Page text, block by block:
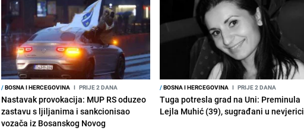
/BOSNA I HERCEGOVINA I PRIJE 2 DANA
Nastavak provokacija: MUP RS oduzeo
zastavu s ljiljanima i sankcionisao
vozača iz Bosanskog Novog
/BOSNA I HERCEGOVINA I PRIJE 2 DANA
Tuga potresla grad na Uni: Preminula
Lejla Muhić (39), sugrađani u nevjerici